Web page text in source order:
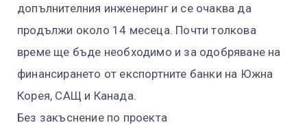
допълнителния инженеринг и се очаква да
продължи около 14 месеца. Почти толкова
време ще бъде необходимо и за одобряване на
финансирането от експортните банки на Южна
Корея, САЩ и Канада.
Без закъснение по проекта